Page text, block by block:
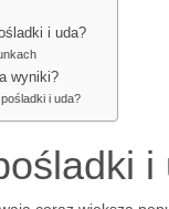
i uda?
wyniki?
i uda?